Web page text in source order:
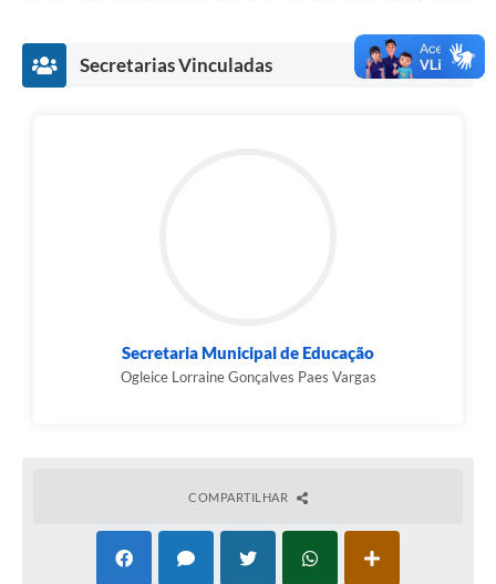
Secretarias Vinculadas
Secretaria Municipal de Educação
Ogleice Lorraine Gonçalves Paes Vargas
COMPARTILHAR